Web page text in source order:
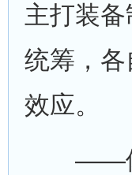
主打装
统筹，
效应。
——体